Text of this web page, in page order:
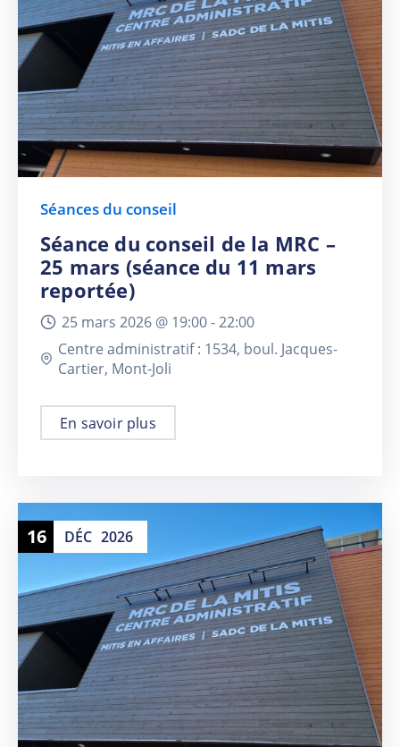
Séances du conseil
Séance du conseil de la MRC –
25 mars (séance du 11 mars
reportée)
25 mars 2026 @ 19:00 -22:00
Centre administratif : 1534, boul. Jacques-
Cartier, Mont-Joli
En savoir plus
16 DÉC 2026